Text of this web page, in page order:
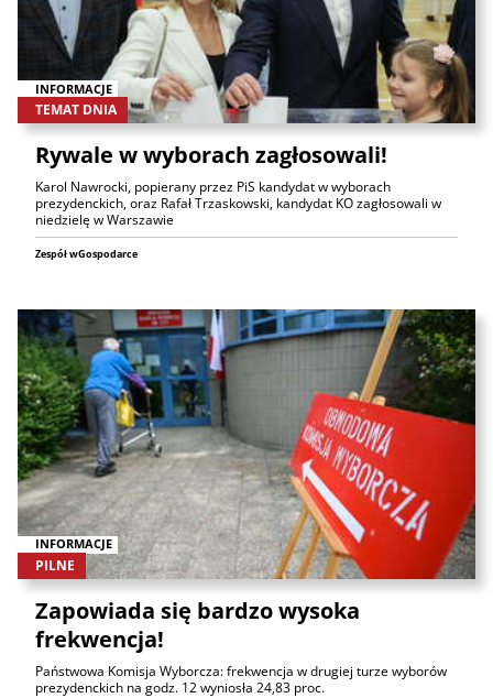
INFORMACJE
TEMAT DNIA
Rywale w wyborach zagłosowali!
Karol Nawrocki, popierany przez PiS kandydat w wyborach
prezydenckich, oraz Rafał Trzaskowski, kandydat KO zagłosowali w
niedzielę w Warszawie
Zespół wGospodarce
INFORMACJE
PILNE
Zapowiada się bardzo wysoka
frekwencja!
Państwowa Komisja Wyborcza: frekwencja w drugiej turze wyborów
prezydenckich na godz. 12 wyniosła 24,83 proc.